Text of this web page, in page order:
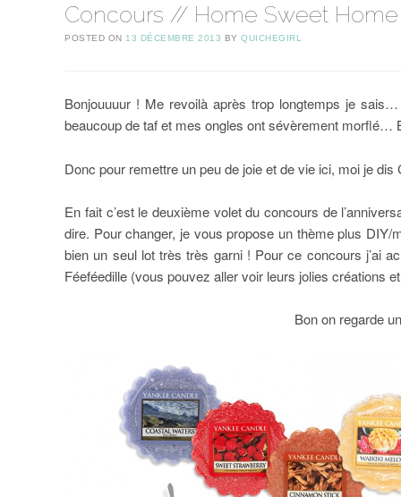
Concours // Home Sweet Home
POSTED ON 13 DÉCEMBRE 2013 BYQUICHEGIRL
Bonjouuuur ! Me revoilà après trop longtemps je sais…
beaucoup de taf et mes ongles ont sévèrement morflé…
Donc pour remettre un peu de joie et de vie ici, moi je
En fait c’est le deuxième volet du concours de
dire. Pour changer, je vous propose un thème plus
bien un seul lot très très garni ! Pour ce concours j’ai
Féeféedille (vous pouvez aller voir leurs jolies créations
Bon on regarde